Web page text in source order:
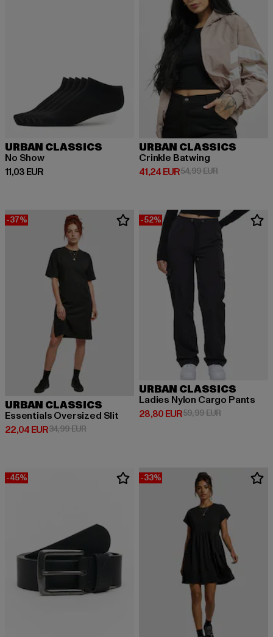
URBAN CLASSICS
No Show
11,03 EUR
Derzeitiger Preis: 11,03 EUR
URBAN CLASSICS
Crinkle Batwing
41,24 EUR
Derzeitiger Preis: 41,24 EUR
54,99 EURAktionspreis:
-37%
URBAN CLASSICS
Essentials Oversized Slit
22,04 EUR
Derzeitiger Preis: 22,04 EUR
34,99 EURAktionspreis: 34,99 EUR
-52%
URBAN CLASSICS
Ladies Nylon Cargo Pants
28,80 EUR
Derzeitiger Preis: 28,80 EUR
59,99 EURAktionspreis:
-45% -33%